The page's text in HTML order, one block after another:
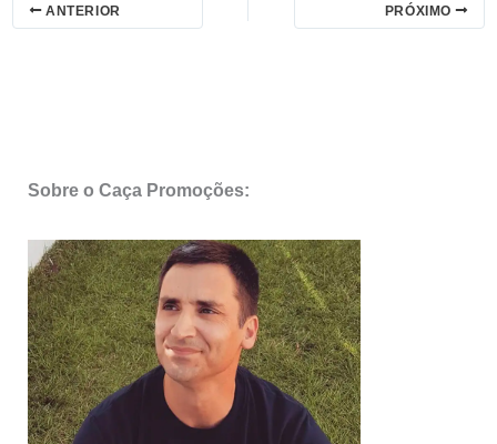
ANTERIOR PRÓXIMO
Sobre o Caça Promoções: